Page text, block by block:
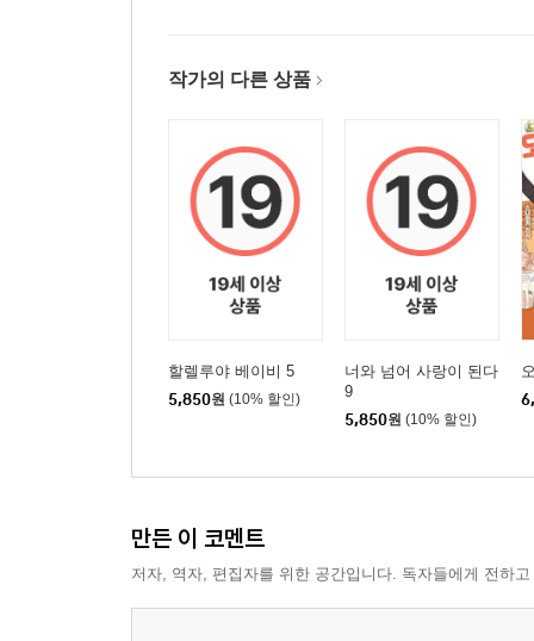
작가의 다른 상품
할렐루야 베이비 5
5,850원 (10% 할인)
너와 넘어 사랑이 된다
9
5,850원 (10% 할인)
만든 이 코멘트
저자, 역자, 편집자를 위한 공간입니다. 독자들에게 전하